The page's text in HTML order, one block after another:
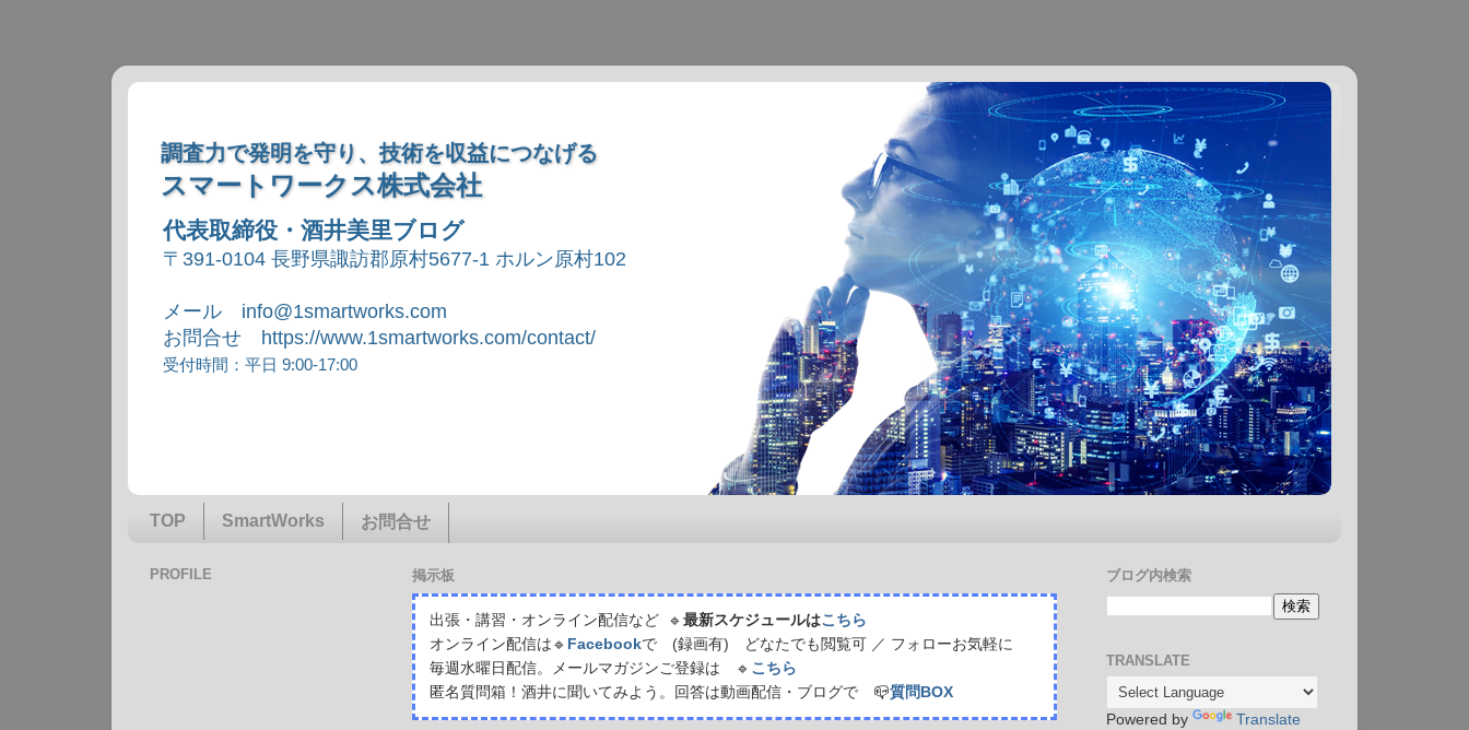
調査力で発明を守り、技術を収益につなげる
スマートワークス株式会社
代表取締役・酒井美里ブログ
〒391-0104 長野県諏訪郡原村5677-1 ホルン原村102
メール info@1smartworks.com
お問合せ https://www.1smartworks.com/contact/
受付時間：平日 9:00-17:00
TOP SmartWorks お問合せ
掲示板
出張・講習・オンライン配信など 🔹 最新スケジュールはこちら
オンライン配信は🔹 Facebookで (録画有) どなたでも閲覧可 ／ フォローお気軽に
毎週水曜日配信。メールマガジンご登録は 🔹 こちら
匿名質問箱！酒井に聞いてみよう。回答は動画配信・ブログで 📪質問BOX
PROFILE ブログ内検索
TRANSLATE
Powered by Translate